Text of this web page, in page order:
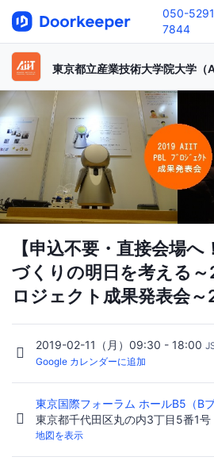
050-
7844
東京都立産業技術大学院大学（
【申込不要・直接会場
づくりの明日を考える
ロジェクト成果発表会～
2019-02-11（月）09:30 - 18:00
Google カレンダーに追加
東京国際フォーラム ホールB5（B
東京都千代田区丸の内3丁目5番1号
地図を表示